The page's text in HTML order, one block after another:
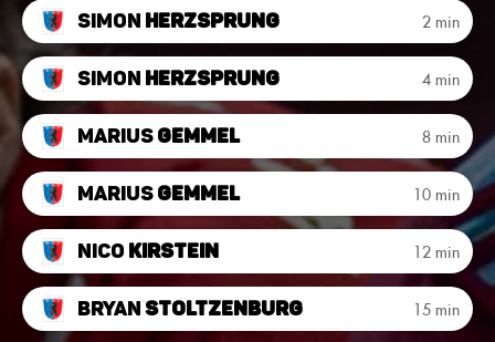
Simon Herzsprung 2 min
Simon Herzsprung 4 min
MariusGemmel 8 min
MariusGemmel 10 min
Nico Kirstein 12 min
BryanStoltzenburg 15 min